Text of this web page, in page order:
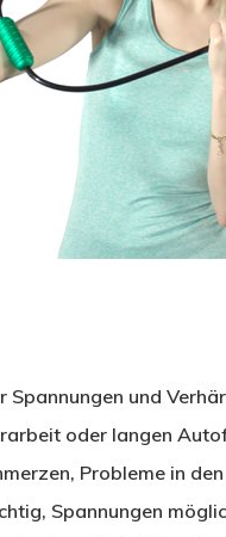
Spannungen und
oder langen
Probleme in
Spannungen